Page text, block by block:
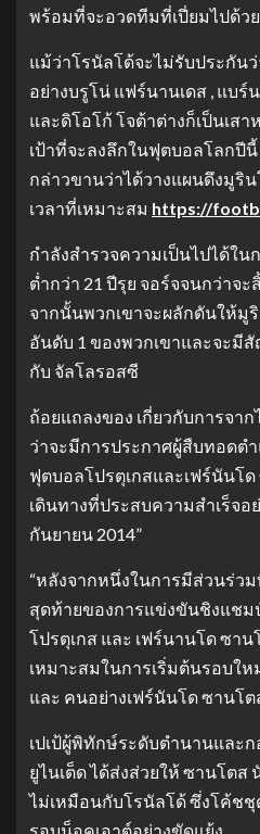
พร้อมที่จะอวดทีมที่เปี่ยมไปด้ว
แม้ว่าโรนัลโด้จะไม่รับประกัน
อย่างบรูโน่ แฟร์นานเดส , แบร์
และดิโอโก้ โจต้าต่างก็เป็นเส
เป้าที่จะลงลึกในฟุตบอลโลกปีนี้
กล่าวขานว่าได้วางแผนดึงมูริ
เวลาที่เหมาะสม https://
กำลังสำรวจความเป็นไปได้ใ
ต่ำกว่า 21 ปีรุย จอร์จจนกว่าจ
จากนั้นพวกเขาจะผลักดันให้มู
อันดับ 1 ของพวกเขาและจะมี
กับ จัลโลรอสซี
ถ้อยแถลงของ เกี่ยวกับการจา
ว่าจะมีการประกาศผู้สืบทอดต
ฟุตบอลโปรตุเกสและเฟร์นันโ
เดินทางที่ประสบความสำเร็จอ
กันยายน 2014”
“หลังจากหนึ่งในการมีส่วนร่ว
สุดท้ายของการแข่งขันชิงแชม
โปรตุเกส และ เฟร์นานโด ซาน
เหมาะสมในการเริ่มต้นรอบใ
และ คนอย่างเฟร์นันโด ซานโ
เปเป้ผู้พิทักษ์ระดับตำนานและ
ยูไนเต็ด ได้ส่งส่วยให้ ซานโตส
ไม่เหมือนกับโรนัลโด้ ซึ่งโค้ช